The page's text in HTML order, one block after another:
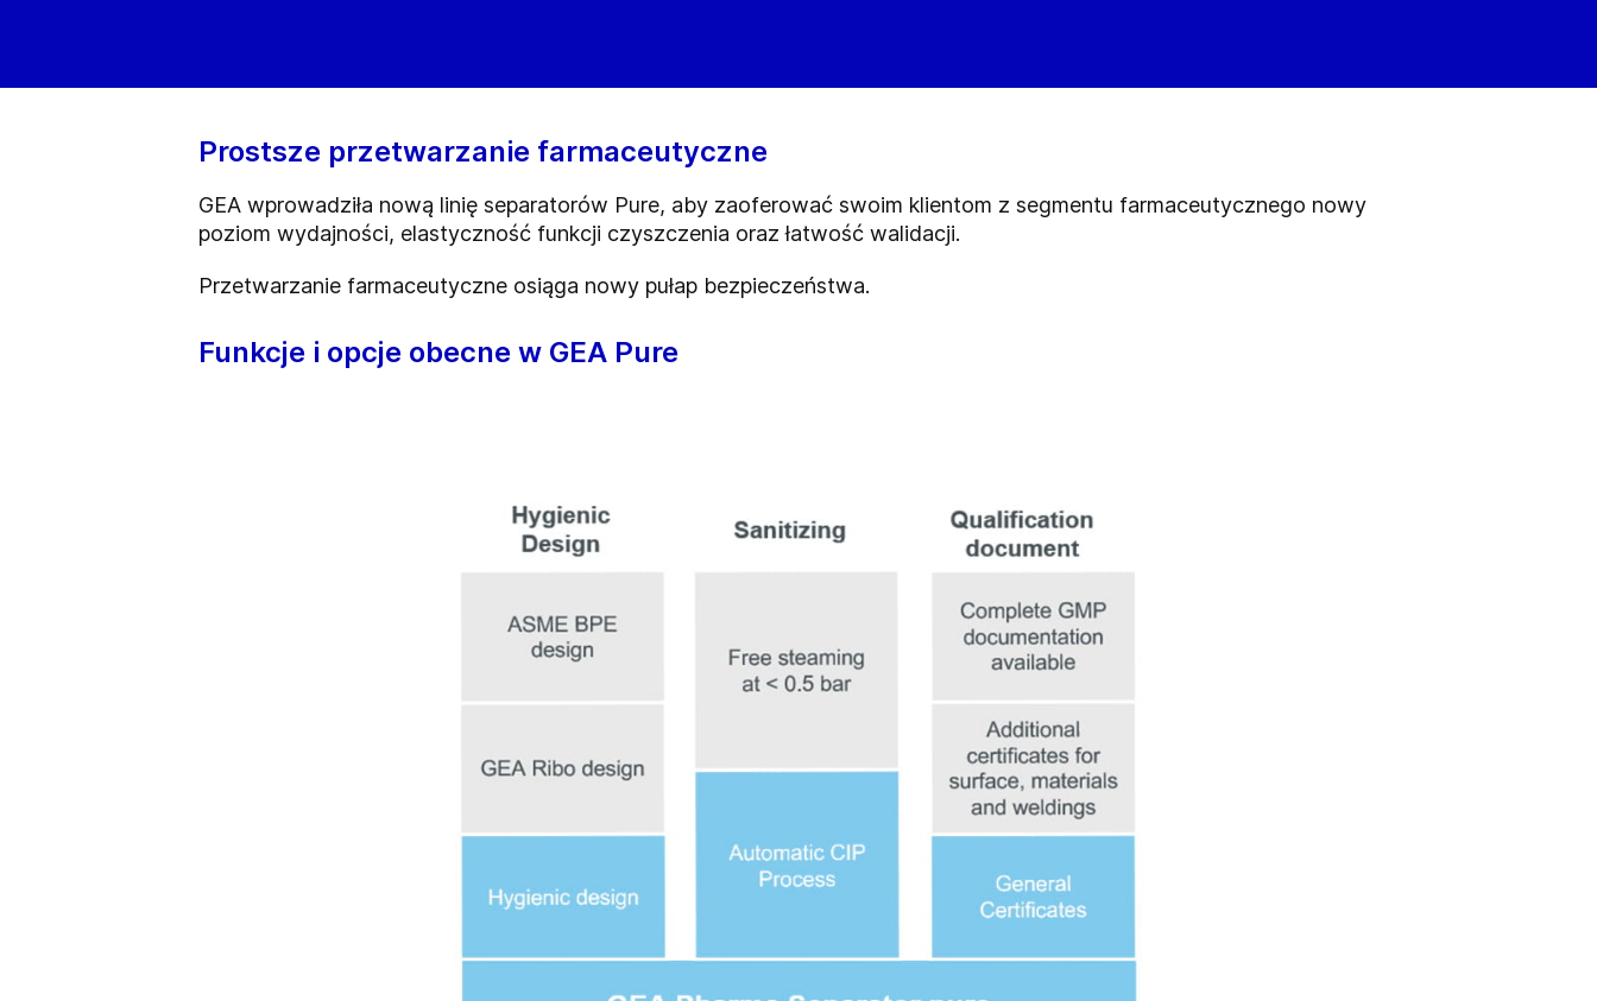
Prostsze przetwarzanie farmaceutyczne
GEA wprowadziła nową linię separatorów Pure, aby zaoferować swoim klientom z segmentu farmaceutycznego nowy
poziom wydajności, elastyczność funkcji czyszczenia oraz łatwość walidacji.
Przetwarzanie farmaceutyczne osiąga nowy pułap bezpieczeństwa.
Funkcje i opcje obecne w GEA Pure